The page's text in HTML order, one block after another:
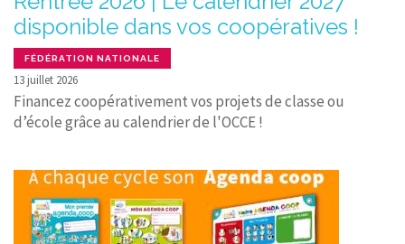
disponible dans vos coopératives !
FÉDÉRATION NATIONALE
13 juillet 2026
Financez coopérativement vos projets de classe ou
d’école grâce au calendrier de l'OCCE !